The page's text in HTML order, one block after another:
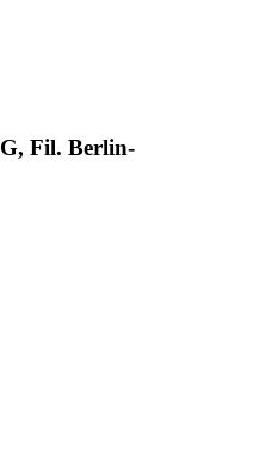
Fil. Berlin-